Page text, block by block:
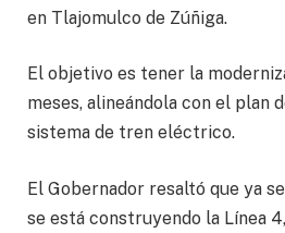
en Tlajomulco de Zúñiga.
El objetivo es tener la
meses, alineándola con el plan
sistema de tren eléctrico.
El Gobernador resaltó que ya
se está construyendo la Línea